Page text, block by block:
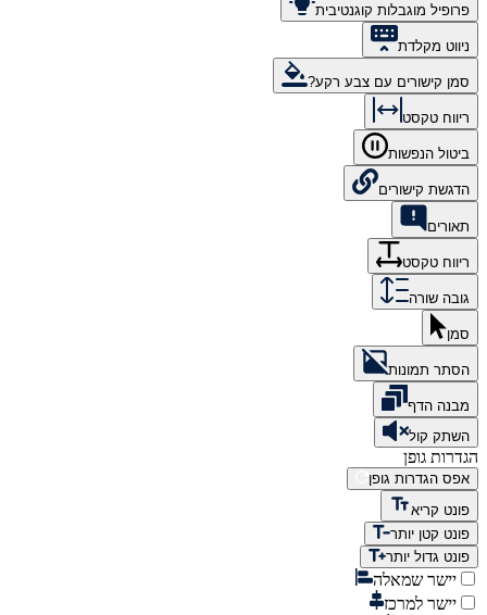
פרופיל מוגבלות קוגנטיבית
ניווט מקלדת
סמן קישורים עם צבע רקע?
ריווח טקסט
ביטול הנפשות
הדגשת קישורים
תאורים
ריווח טקסט
גובה שורה
סמן
הסתר תמונות
מבנה הדף
השתק קול
הגדרות גופן
אפס הגדרות גופן
פונט קריא
פונט קטן יותר
פונט גדול יותר
יישר שמאלה
יישר למרכז